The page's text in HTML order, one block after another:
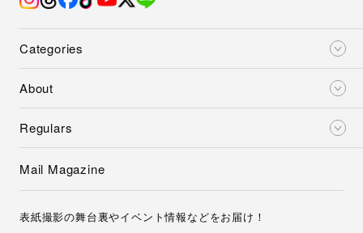
Categories
About
Regulars
Mail Magazine
表紙撮影の舞台裏やイベント情報などをお届け！